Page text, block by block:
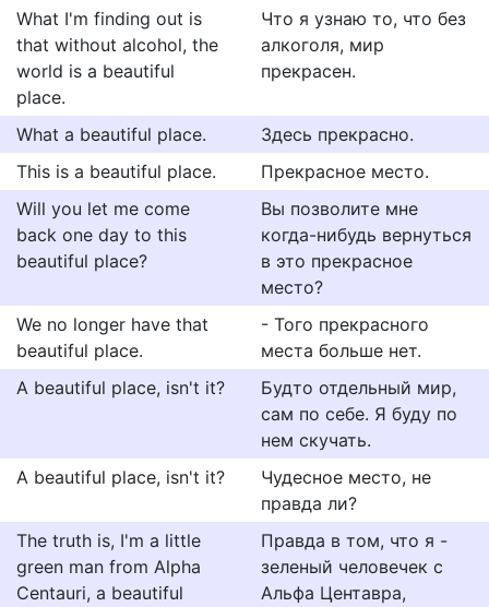
What I'm finding out is
that without alcohol, the
world is a beautiful
place.
Что я узнаю то, что без
алкоголя, мир
прекрасен.
What a beautiful place.
Здесь прекрасно.
This is a beautiful place.
Прекрасное место.
Will you let me come
back one day to this
beautiful place?
Вы позволите мне
когда-нибудь вернуться
в это прекрасное
место?
We no longer have that
beautiful place.
- Того прекрасного
места больше нет.
A beautiful place, isn't it?
Будто отдельный мир,
сам по себе. Я буду по
нем скучать.
A beautiful place, isn't it?
Чудесное место, не
правда ли?
The truth is, I'm a little
green man from Alpha
Centauri, a beautiful
Правда в том, что я -
зеленый человечек с
Альфа Центавра,